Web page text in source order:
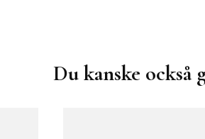
Du kanske också